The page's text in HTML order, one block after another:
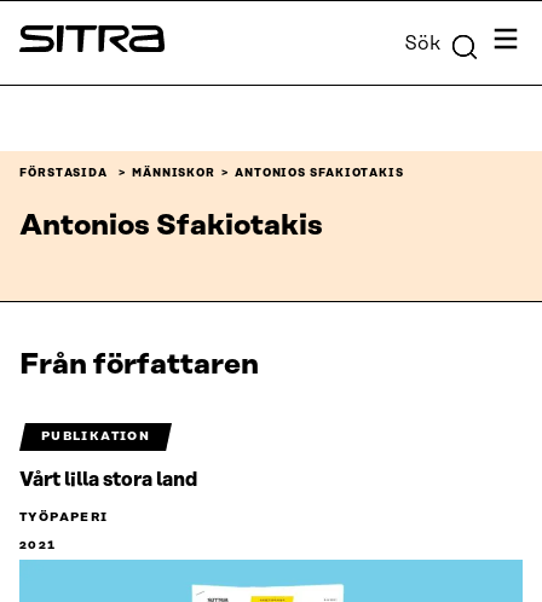
Skip to
content
Sitra Sök Meny
FÖRSTASIDA MÄNNISKOR ANTONIOS SFAKIOTAKIS
Antonios Sfakiotakis
Från författaren
PUBLIKATION
Vårt lilla stora land
TYÖPAPERI
2021